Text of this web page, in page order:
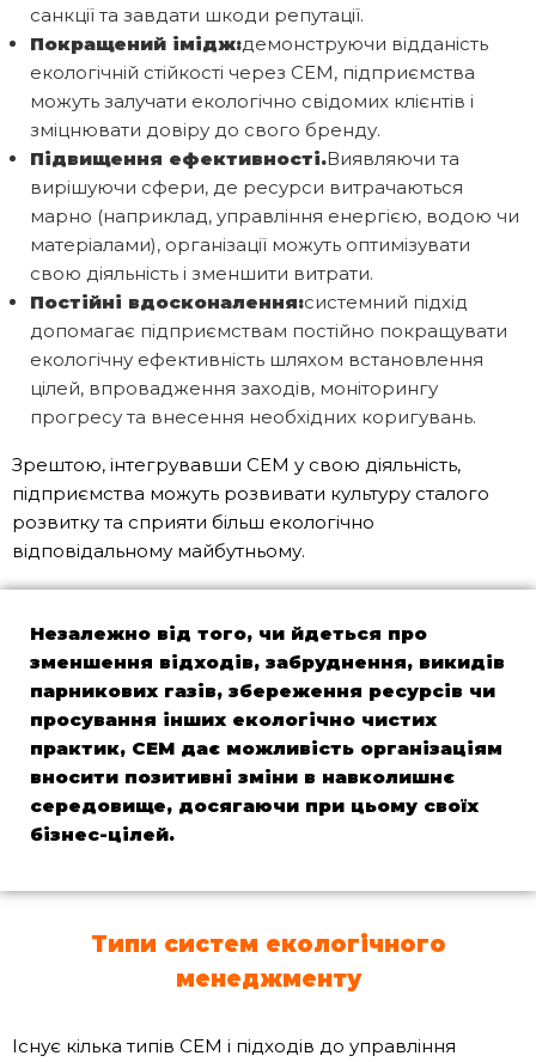
санкції та завдати шкоди репутації.
Покращений імідж:демонструючи відданість
екологічній стійкості через СЕМ, підприємства
можуть залучати екологічно свідомих клієнтів і
зміцнювати довіру до свого бренду.
Підвищення ефективності.Виявляючи та
вирішуючи сфери, де ресурси витрачаються
марно (наприклад, управління енергією, водою чи
матеріалами), організації можуть оптимізувати
свою діяльність і зменшити витрати.
Постійні вдосконалення:системний підхід
допомагає підприємствам постійно покращувати
екологічну ефективність шляхом встановлення
цілей, впровадження заходів, моніторингу
прогресу та внесення необхідних коригувань.
Зрештою, інтегрувавши СЕМ у свою діяльність,
підприємства можуть розвивати культуру сталого
розвитку та сприяти більш екологічно
відповідальному майбутньому.
Незалежно від того, чи йдеться про
зменшення відходів, забруднення, викидів
парникових газів, збереження ресурсів чи
просування інших екологічно чистих
практик, СЕМ дає можливість організаціям
вносити позитивні зміни в навколишнє
середовище, досягаючи при цьому своїх
бізнес-цілей.
Типи систем екологічного
менеджменту
Існує кілька типів СЕМ і підходів до управління